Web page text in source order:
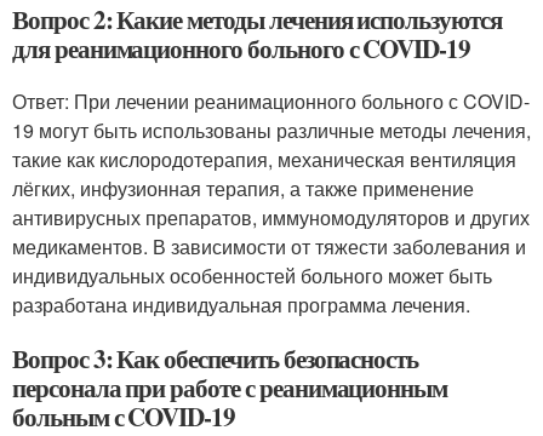
Вопрос 2: Какие методы лечения используются
для реанимационного больного с COVID-19
Ответ: При лечении реанимационного больного с COVID-
19 могут быть использованы различные методы лечения,
такие как кислородотерапия, механическая вентиляция
лёгких, инфузионная терапия, а также применение
антивирусных препаратов, иммуномодуляторов и других
медикаментов. В зависимости от тяжести заболевания и
индивидуальных особенностей больного может быть
разработана индивидуальная программа лечения.
Вопрос 3: Как обеспечить безопасность
персонала при работе с реанимационным
больным с COVID-19